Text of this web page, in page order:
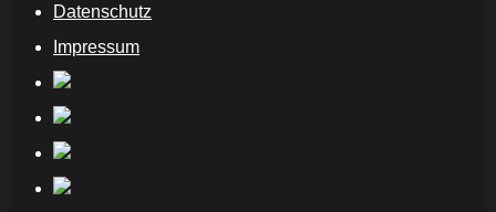
Datenschutz
Impressum